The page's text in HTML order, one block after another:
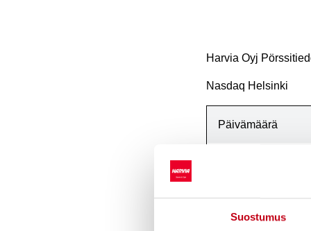
Suostumus
Harvia Oyj
Nasdaq Helsinki
Päivämäärä
Osakelaji